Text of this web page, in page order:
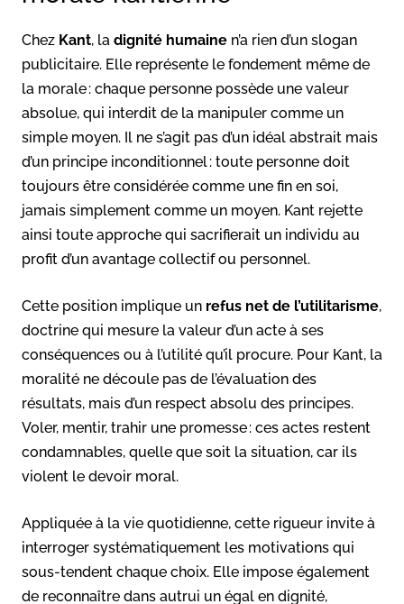
Chez Kant, la dignité humaine n’a rien d’un slogan
publicitaire. Elle représente le fondement même de
la morale : chaque personne possède une valeur
absolue, qui interdit de la manipuler comme un
simple moyen. Il ne s’agit pas d’un idéal abstrait mais
d’un principe inconditionnel : toute personne doit
toujours être considérée comme une fin en soi,
jamais simplement comme un moyen. Kant rejette
ainsi toute approche qui sacrifierait un individu au
profit d’un avantage collectif ou personnel.
Cette position implique un refus net de l’utilitarisme,
doctrine qui mesure la valeur d’un acte à ses
conséquences ou à l’utilité qu’il procure. Pour Kant, la
moralité ne découle pas de l’évaluation des
résultats, mais d’un respect absolu des principes.
Voler, mentir, trahir une promesse : ces actes restent
condamnables, quelle que soit la situation, car ils
violent le devoir moral.
Appliquée à la vie quotidienne, cette rigueur invite à
interroger systématiquement les motivations qui
sous-tendent chaque choix. Elle impose également
de reconnaître dans autrui un égal en dignité,